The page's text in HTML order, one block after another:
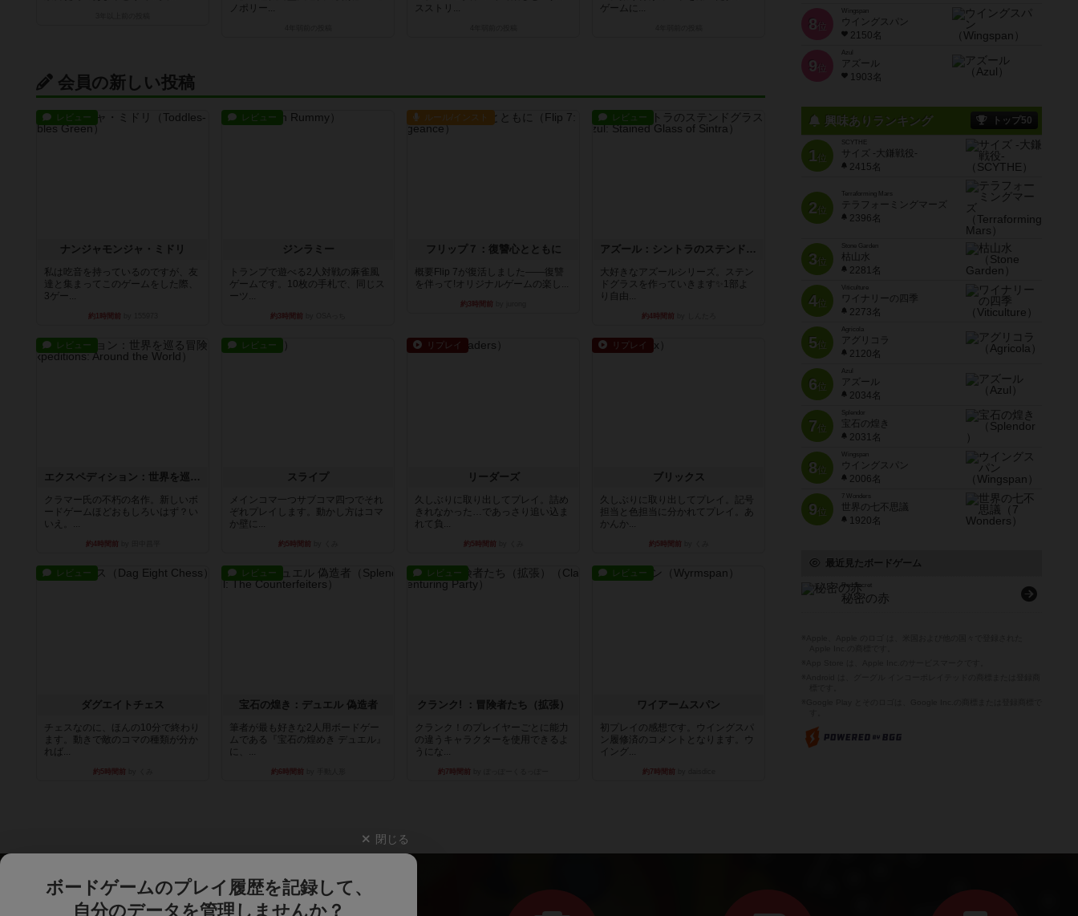
ノポリー...
スストリ...
ゲームに...
会員の新しい投稿
レビュー
ナンジャモンジャ・ミドリ
私は吃音を持っているのですが、友
達と集まってこのゲームをした際、
3ゲー...
約1時間前
レビュー
ジンラミー
トランプで遊べる2人対戦の麻雀風
ゲームです。10枚の手札で、同じス
ーツ...
約3時間前
ルール/インスト
フリップ７：復讐心とともに
概要Flip 7が復活しました――復讐
を伴って!オリジナルゲームの楽し...
約3時間前
レビュー
アズール：シントラのステンドグラス
大好きなアズールシリーズ。ステン
ドグラスを作っていきます✨1部よ
り自由...
約4時間前
レビュー
エクスペディション：世界を巡る冒険
クラマー氏の不朽の名作。新しいボ
ードゲームほどおもしろいはず？い
いえ。...
約4時間前
レビュー
スライプ
メインコマ一つサブコマ四つでそれ
ぞれプレイします。動かし方はコマ
か壁に...
約5時間前
リプレイ
リーダーズ
久しぶりに取り出してプレイ。詰め
きれなかった…であっさり追い込ま
れて負...
約5時間前
リプレイ
ブリックス
久しぶりに取り出してプレイ。記号
担当と色担当に分かれてプレイ。あ
かんか...
約5時間前
レビュー
ダグエイトチェス
チェスなのに、ほんの10分で終わり
ます。動きで敵のコマの種類が分か
れば...
約5時間前
レビュー
宝石の煌き：デュエル 偽造者
筆者が最も好きな2人用ボードゲー
ムである『宝石の煌めき デュエル』
に、...
約6時間前
レビュー
クランク! ：冒険者たち（拡張）
クランク！のプレイヤーごとに能力
の違うキャラクターを使用できるよ
うにな...
約7時間前
レビュー
ワイアームスパン
初プレイの感想です。ウイングスパ
ン履修済のコメントとなります。ウ
イング...
約7時間前
8 位
Wingspan
ウイングスパン
2150名
9 位
Azul
アズール
1903名
興味ありランキング トップ50
1位
SCYTHE
サイズ -大鎌戦役-
2415名
2位
Terraforming Mars
テラフォーミングマーズ
2396名
3位
Stone Garden
枯山水
2281名
4位
Viticulture
ワイナリーの四季
2273名
5位
Agricola
アグリコラ
2120名
6位
Azul
アズール
2034名
7位
宝石の煌き
2031名
8位
Wingspan
ウイングスパン
2006名
9位
7 Wonders
世界の七不思議
1920名
最近見たボードゲーム
Red Secret
秘密の赤
閉じる
ボードゲームのプレイ履歴を記録して、
自分のデータを管理しませんか？